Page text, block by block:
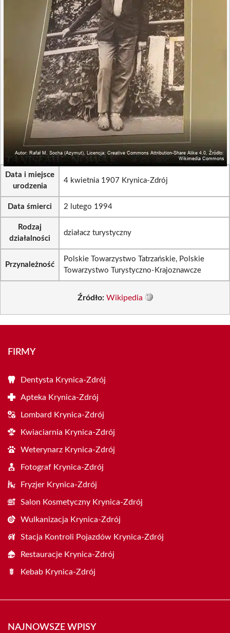
Data i miejsce
urodzenia
4 kwietnia 1907 Krynica-Zdrój
Data śmierci 2 lutego 1994
Rodzaj
działalności
działacz turystyczny
Przynależność
Polskie Towarzystwo Tatrzańskie, Polskie
Towarzystwo Turystyczno-Krajoznawcze
Źródło: Wikipedia
FIRMY
Dentysta Krynica-Zdrój
Apteka Krynica-Zdrój
Lombard Krynica-Zdrój
Kwiaciarnia Krynica-Zdrój
Weterynarz Krynica-Zdrój
Fotograf Krynica-Zdrój
Fryzjer Krynica-Zdrój
Salon Kosmetyczny Krynica-Zdrój
Wulkanizacja Krynica-Zdrój
Stacja Kontroli Pojazdów Krynica-Zdrój
Restauracje Krynica-Zdrój
Kebab Krynica-Zdrój
NAJNOWSZE WPISY